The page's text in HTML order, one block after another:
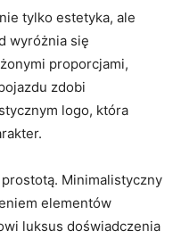
tylko estetyka, ale
wyróżnia się
proporcjami,
zdobi
logo, która
Minimalistyczny
elementów
luksus doświadczenia